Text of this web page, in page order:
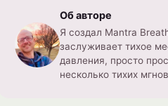
Об авторе
Я создал Mantra
заслуживает тихое
давления, просто
несколько тихих